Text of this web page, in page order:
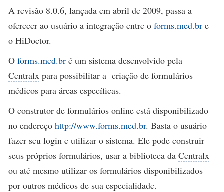
A revisão 8.0.6, lançada em abril de 2009, passa a
oferecer ao usuário a integração entre o forms.med.br e
o HiDoctor.
O forms.med.br é um sistema desenvolvido pela
Centralx para possibilitar a criação de formulários
médicos para áreas específicas.
O construtor de formulários online está disponibilizado
no endereço http://www.forms.med.br. Basta o usuário
fazer seu login e utilizar o sistema. Ele pode construir
seus próprios formulários, usar a biblioteca da Centralx
ou até mesmo utilizar os formulários disponibilizados
por outros médicos de sua especialidade.